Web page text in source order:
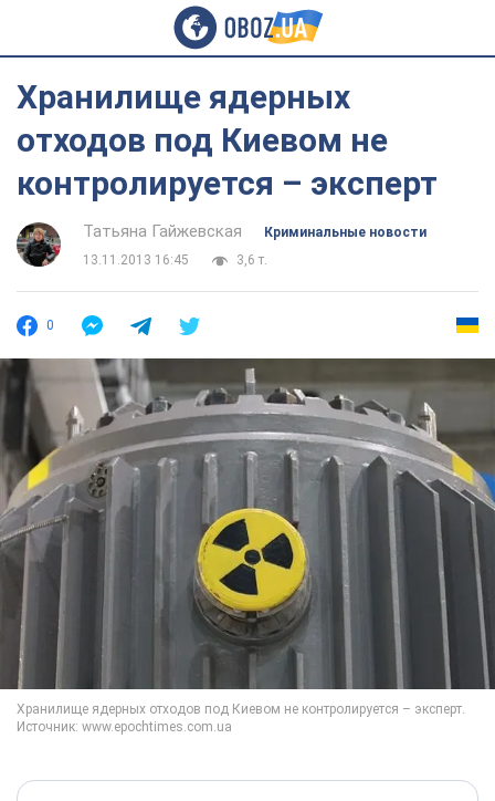
Хранилище ядерных
отходов под Киевом не
контролируется – эксперт
Татьяна Гайжевская
Криминальные новости
13.11.2013 16:45
3,6 т.
0